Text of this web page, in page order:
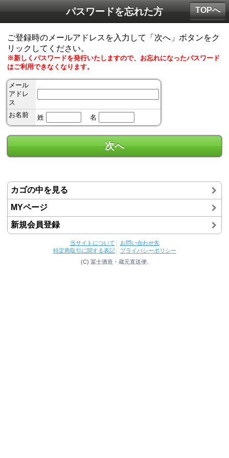
パスワードを忘れた方
ご登録時のメールアドレスを入力して「次へ」ボタンをク
リックしてください。
※新しくパスワードを発行いたしますので、お忘れになったパスワード
はご利用できなくなります。
メール
アドレ
ス
お名前
姓 名
カゴの中を見る
MYページ
新規会員登録
当サイトについて
お問い合わせ先
特定商取引に関する表記│
プライバシーポリシー
(C) 冨士酒造・蔵元直送便.
TOPへ